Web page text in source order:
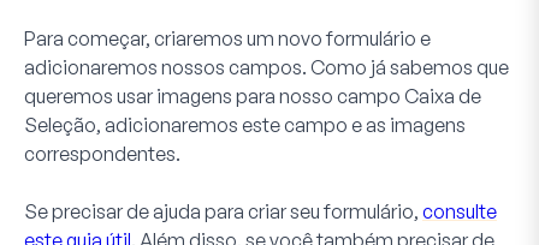
Para começar, criaremos um novo formulário e
adicionaremos nossos campos. Como já sabemos que
queremos usar imagens para nosso campo Caixa de
Seleção, adicionaremos este campo e as imagens
correspondentes.
Se precisar de ajuda para criar seu formulário, consulte
este guia útil. Além disso, se você também precisar de